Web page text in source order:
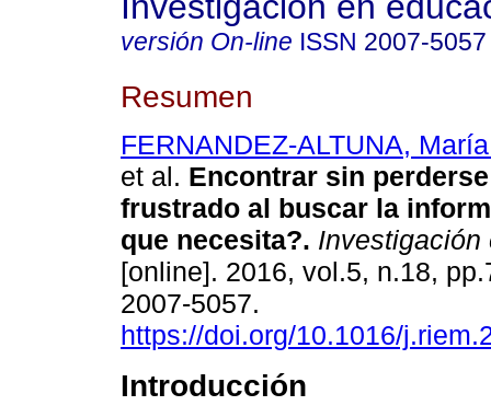
versión On-line ISSN 2007-5057
Resumen
FERNANDEZ-ALTUNA,
et al. Encontrar sin
frustrado al buscar la
que necesita?. Investigación
[online]. 2016, vol.5, n.18,
2007-5057.
https://doi.org/10.1016/
Introducción